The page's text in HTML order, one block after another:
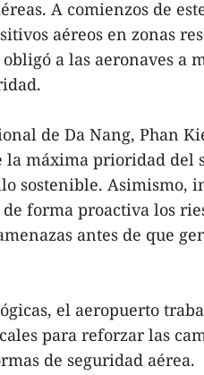
A comienzos de
aéreos en zonas
a las aeronaves a
de Da Nang, Phan
la máxima prioridad del
sostenible. Asimismo,
forma proactiva los
antes de que
el aeropuerto
para reforzar las
de seguridad aérea.